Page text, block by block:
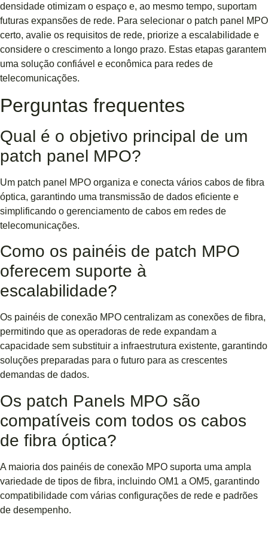
densidade otimizam o espaço e, ao mesmo tempo, suportam
futuras expansões de rede. Para selecionar o patch panel MPO
certo, avalie os requisitos de rede, priorize a escalabilidade e
considere o crescimento a longo prazo. Estas etapas garantem
uma solução confiável e econômica para redes de
telecomunicações.
Perguntas frequentes
Qual é o objetivo principal de um
patch panel MPO?
Um patch panel MPO organiza e conecta vários cabos de fibra
óptica, garantindo uma transmissão de dados eficiente e
simplificando o gerenciamento de cabos em redes de
telecomunicações.
Como os painéis de patch MPO
oferecem suporte à
escalabilidade?
Os painéis de conexão MPO centralizam as conexões de fibra,
permitindo que as operadoras de rede expandam a
capacidade sem substituir a infraestrutura existente, garantindo
soluções preparadas para o futuro para as crescentes
demandas de dados.
Os patch Panels MPO são
compatíveis com todos os cabos
de fibra óptica?
A maioria dos painéis de conexão MPO suporta uma ampla
variedade de tipos de fibra, incluindo OM1 a OM5, garantindo
compatibilidade com várias configurações de rede e padrões
de desempenho.